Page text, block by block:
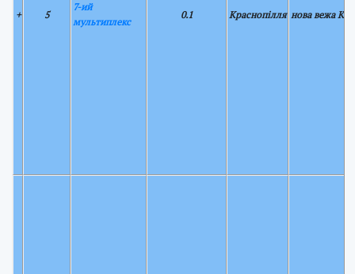
+ 5
7-ий
мультиплекс
0.1 Краснопілля нова вежа